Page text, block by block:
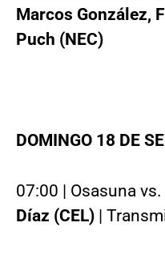
Marcos González,
Puch (NEC)
DOMINGO 18 DE
07:00 | Osasuna
Díaz (CEL) |